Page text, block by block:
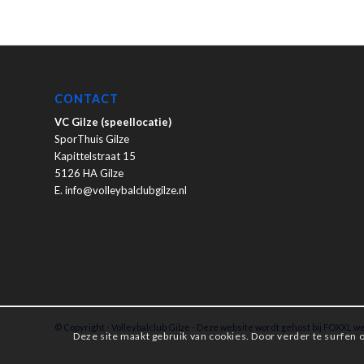
CONTACT
VC Gilze (speellocatie)
SporThuis Gilze
Kapittelstraat 15
5126 HA Gilze
E. info@volleybalclubgilze.nl
© Copyright - Volleybalclub Gilze - Deze website wordt gehost bij FOXXL
Deze site maakt gebruik van cookies. Door verder te surfen